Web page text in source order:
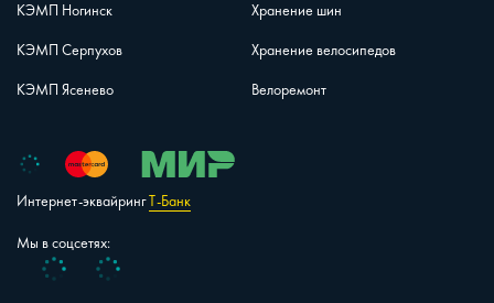
КЭМП Ногинск
КЭМП Серпухов
КЭМП Ясенево
Хранение шин
Хранение велосипедов
Велоремонт
Интернет-эквайрингТ-Банк
Мы в соцсетях:
Vk Telegram